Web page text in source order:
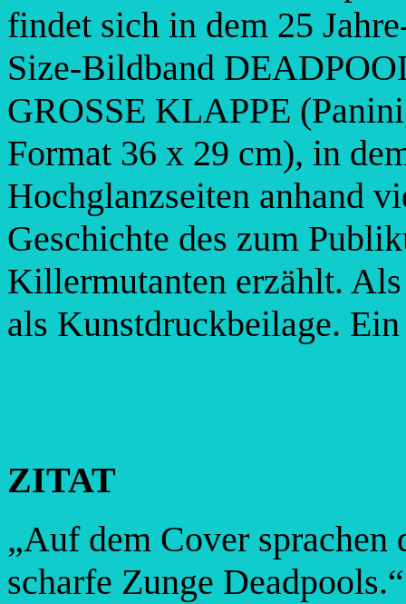
findet sich in dem 25
Size-Bildband
GROSSE KLAPPE
Format 36 x 29 cm), in
Hochglanzseiten anhand
Geschichte des zum
Killermutanten erzählt. Als
als Kunstdruckbeilage.
ZITAT
„Auf dem Cover
scharfe Zunge Deadpools.“